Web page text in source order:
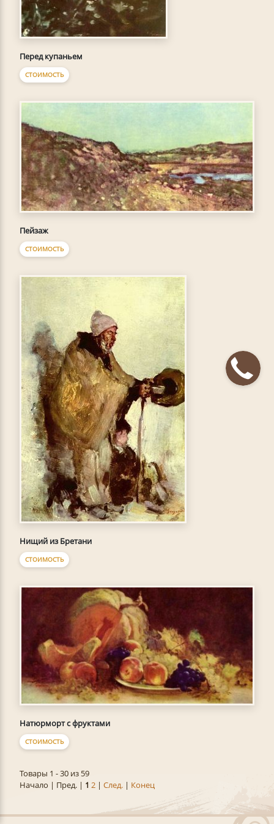
Перед купаньем
СТОИМОСТЬ
Пейзаж
СТОИМОСТЬ
Нищий из Бретани
СТОИМОСТЬ
Натюрморт с фруктами
СТОИМОСТЬ
Товары 1 - 30 из 59
Начало | Пред. | 1 2 | След. | Конец